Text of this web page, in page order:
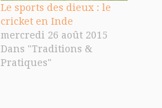
Le sports des dieux : le
cricket en Inde
mercredi 26 août 2015
Dans "Traditions &
Pratiques"